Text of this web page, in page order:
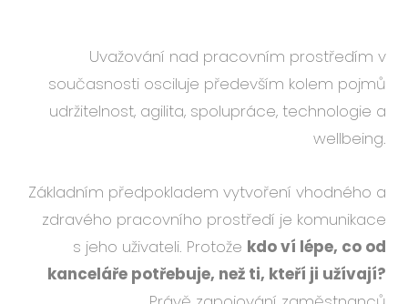
Uvažování nad pracovním prostředím v
současnosti osciluje především kolem pojmů
udržitelnost, agilita, spolupráce, technologie a
wellbeing.
Základním předpokladem vytvoření vhodného a
zdravého pracovního prostředí je komunikace
s jeho uživateli. Protože kdo ví lépe, co od
kanceláře potřebuje, než ti, kteří ji užívají?